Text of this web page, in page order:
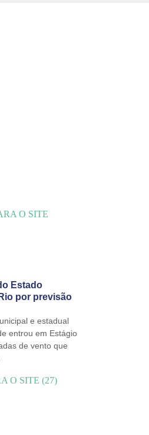
Estado
por previsão
e estadual
entrou em Estágio
de vento que